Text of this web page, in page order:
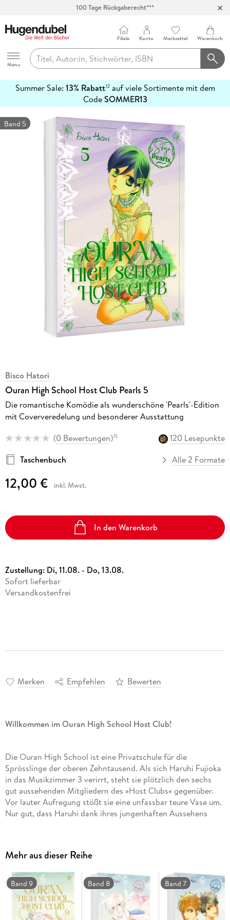
100 Tage Rückgaberecht***
Hugendubel
Menu
Filiale Konto Merkzettel Warenkorb
Summer Sale: 13% Rabatt12auf viele Sortimente mit dem
CodeSOMMER13
erfahren
Band 5
Bisco Hatori
Ouran High School Host Club Pearls 5
Die romantische Komödie als wunderschöne 'Pearls'-Edition
mit Coververedelung und besonderer Ausstattung
(0 Bewertungen)15
120 Lesepunkte
Taschenbuch
Alle 2 Formate
12,00 € inkl. Mwst.
In den Warenkorb
Zustellung: Di, 11.08. - Do, 13.08.
Sofort lieferbar
Versandkostenfrei
Merken Empfehlen Bewerten
Willkommen im Ouran High School Host Club!
Die Ouran High School ist eine Privatschule für die
Sprösslinge der oberen Zehntausend. Als sich Haruhi Fujioka
in das Musikzimmer 3 verirrt, steht sie plötzlich den sechs
gut aussehenden Mitgliedern des »Host Clubs« gegenüber.
Vor lauter Aufregung stößt sie eine unfassbar teure Vase um.
Nur gut, dass Haruhi dank ihres jungenhaften Aussehens
Mädchen ist.
Das erwartet dich in diesem Band:
Die Zwillinge Hikaru und Kaoru sind unzertrennlich und
Mehr aus dieser Reihe
Band 9 Band 8 Band 7